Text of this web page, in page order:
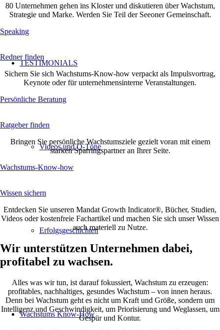
TESTIMONIALS
Videos und O-Töne
Erfolgsgeschichten
Wachstums Know-How
80 Unternehmen gehen ins Kloster und diskutieren über Wachstum,
Strategie und Marke. Werden Sie Teil der Seeoner Gemeinschaft.
Speaking
Redner finden
Sichern Sie sich Wachstums-Know-how verpackt als Impulsvortrag,
Keynote oder für unternehmensinterne Veranstaltungen.
Persönliche Beratung
Ratgeber finden
Bringen Sie persönliche Wachstumsziele gezielt voran mit einem
starken Sparringspartner an Ihrer Seite.
Wachstums-Know-how
Wissen sichern
Entdecken Sie unseren Mandat Growth Indicator®, Bücher, Studien,
Videos oder kostenfreie Fachartikel und machen Sie sich unser Wissen
auch materiell zu Nutze.
Wir unterstützen Unternehmen dabei,
profitabel zu wachsen.
Alles was wir tun, ist darauf fokussiert, Wachstum zu erzeugen:
profitables, nachhaltiges, gesundes Wachstum – von innen heraus.
Denn bei Wachstum geht es nicht um Kraft und Größe, sondern um
Intelligenz und Geschwindigkeit, um Priorisierung und Weglassen, um
Gespür und Kontur.